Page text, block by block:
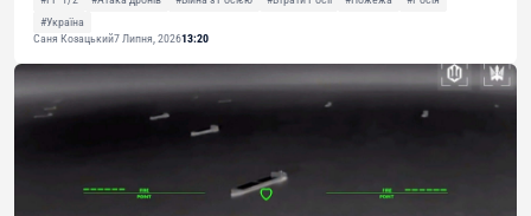
#Україна
Саня Козацький7 Липня, 202613:20